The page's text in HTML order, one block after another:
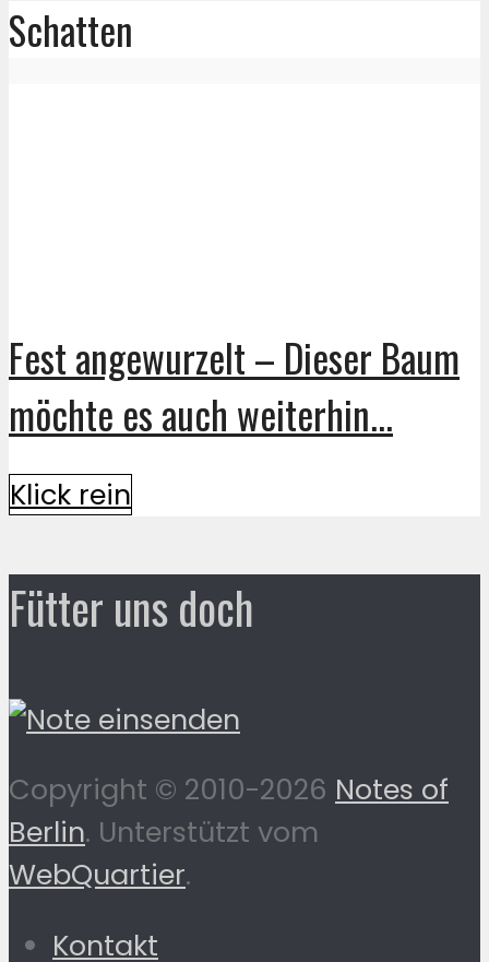
Schatten
Fest angewurzelt – Dieser Baum
möchte es auch weiterhin...
Klick rein
Fütter uns doch
Copyright © 2010-2026 Notes of
Berlin. Unterstützt vom
WebQuartier.
Kontakt